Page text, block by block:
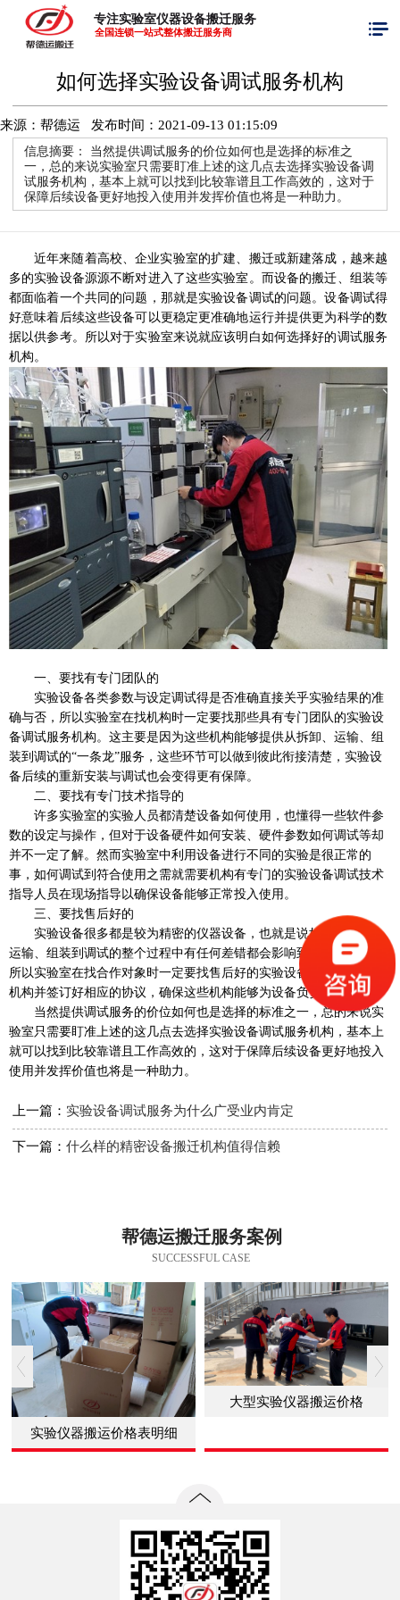
专注实验室仪器设备搬迁服务
全国连锁一站式整体搬迁服务商
如何选择实验设备调试服务机构
来源：帮德运 发布时间： 2021-09-13 01:15:09
信息摘要： 当然提供调试服务的价位如何也是选择的标准之
一，总的来说实验室只需要盯准上述的这几点去选择实验设备调
试服务机构，基本上就可以找到比较靠谱且工作高效的，这对于
保障后续设备更好地投入使用并发挥价值也将是一种助力。
近年来随着高校、企业实验室的扩建、搬迁或新建落成，越来越
多的实验设备源源不断对进入了这些实验室。而设备的搬迁、组装等
都面临着一个共同的问题，那就是实验设备调试的问题。设备调试得
好意味着后续这些设备可以更稳定更准确地运行并提供更为科学的数
据以供参考。所以对于实验室来说就应该明白如何选择好的调试服务
机构。
一、要找有专门团队的
实验设备各类参数与设定调试得是否准确直接关乎实验结果的准
确与否，所以实验室在找机构时一定要找那些具有专门团队的实验设
备调试服务机构。这主要是因为这些机构能够提供从拆卸、运输、组
装到调试的“一条龙”服务，这些环节可以做到彼此衔接清楚，实验设
备后续的重新安装与调试也会变得更有保障。
二、要找有专门技术指导的
许多实验室的实验人员都清楚设备如何使用，也懂得一些软件参
数的设定与操作，但对于设备硬件如何安装、硬件参数如何调试等却
并不一定了解。然而实验室中利用设备进行不同的实验是很正常的
事，如何调试到符合使用之需就需要机构有专门的实验设备调试技术
指导人员在现场指导以确保设备能够正常投入使用。
三、要找售后好的
实验设备很多都是较为精密的仪器设备，也就是说如果在拆卸、
运输、组装到调试的整个过程中有任何差错都会影响到设备的精度，
所以实验室在找合作对象时一定要找售后好的实验设备安装调试服务
机构并签订好相应的协议，确保这些机构能够为设备负责到底。
当然提供调试服务的价位如何也是选择的标准之一，总的来说实
验室只需要盯准上述的这几点去选择实验设备调试服务机构，基本上
就可以找到比较靠谱且工作高效的，这对于保障后续设备更好地投入
使用并发挥价值也将是一种助力。
上一篇： 实验设备调试服务为什么广受业内肯定
下一篇： 什么样的精密设备搬迁机构值得信赖
帮德运搬迁服务案例
SUCCESSFUL CASE
实验仪器搬运价格表明细
大型实验仪器搬运价格